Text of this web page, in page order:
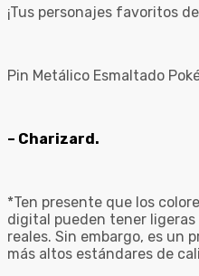
¡Tus personajes favoritos
Pin Metálico Esmaltado
– Charizard.
*Ten presente que los
digital pueden tener
reales. Sin embargo, es un
más altos estándares de